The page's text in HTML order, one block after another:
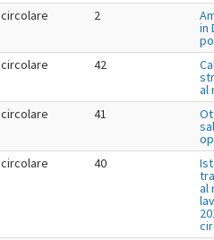
circolare 2
in
circolare 42
al
circolare 41
circolare 40
al